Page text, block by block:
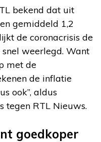
bekend dat uit
gemiddeld 1,2
de coronacrisis de
weerlegd. Want
met de
de inflatie
ook”, aldus
tegen RTL Nieuws.
goedkoper